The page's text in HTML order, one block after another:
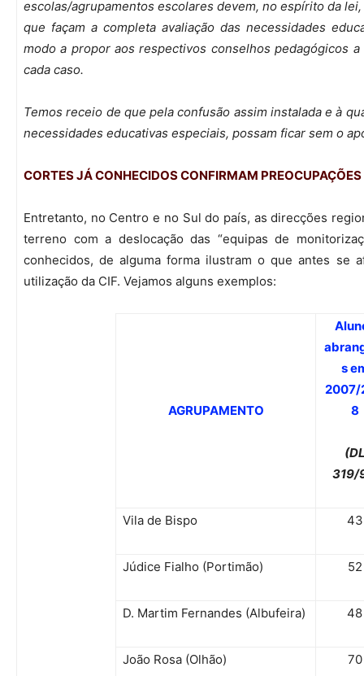
escolas/agrupamentos escolares devem, no espírito da
que façam a completa avaliação das necessidades
modo a propor aos respectivos conselhos pedagógicos
cada caso.
Temos receio de que pela confusão assim instalada e à
necessidades educativas especiais, possam ficar sem o
CORTES JÁ CONHECIDOS CONFIRMAM
Entretanto, no Centro e no Sul do país, as direcções
terreno com a deslocação das “equipas de
conhecidos, de alguma forma ilustram o que antes se
utilização da CIF. Vejamos alguns exemplos:
AGRUPAMENTO
s
2007/
8
319/
Vila de Bispo 43
Júdice Fialho (Portimão) 52
D. Martim Fernandes (Albufeira) 48
João Rosa (Olhão) 70